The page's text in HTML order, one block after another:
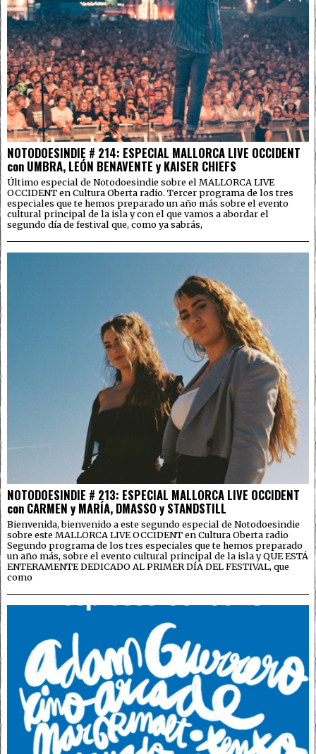
NOTODOESINDIE # 214: ESPECIAL MALLORCA LIVE OCCIDENT
con UMBRA, LEÓN BENAVENTE y KAISER CHIEFS
Último especial de Notodoesindie sobre el MALLORCA LIVE
OCCIDENT en Cultura Oberta radio. Tercer programa de los tres
especiales que te hemos preparado un año más sobre el evento
cultural principal de la isla y con el que vamos a abordar el
segundo día de festival que, como ya sabrás,
NOTODOESINDIE # 213: ESPECIAL MALLORCA LIVE OCCIDENT
con CARMEN y MARÍA, DMASSO y STANDSTILL
Bienvenida, bienvenido a este segundo especial de Notodoesindie
sobre este MALLORCA LIVE OCCIDENT en Cultura Oberta radio
Segundo programa de los tres especiales que te hemos preparado
un año más, sobre el evento cultural principal de la isla y QUE ESTÁ
ENTERAMENTE DEDICADO AL PRIMER DÍA DEL FESTIVAL, que
como